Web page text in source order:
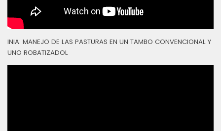
INIA: MANEJO DE LAS PASTURAS EN UN TAMBO CONVENCIONAL Y
UNO ROBATIZADOL